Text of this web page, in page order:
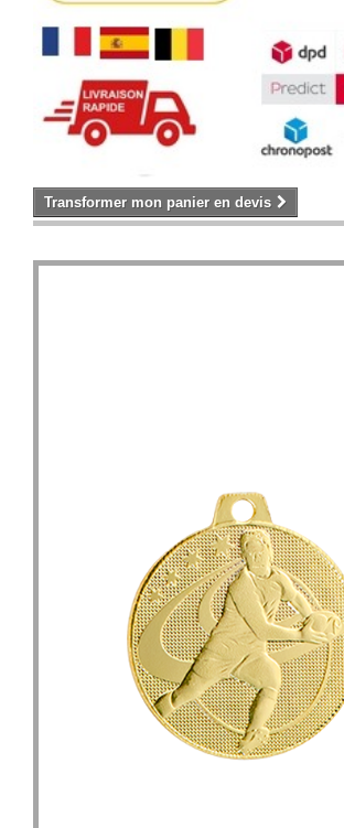
Transformer mon panier en devis